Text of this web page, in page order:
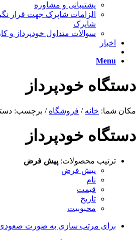
پشتیبانی و مشاوره
الزامات شاپرک جهت قرار
شاپرک
سوالات متداول خودپرداز و
اخبار
Menu
دستگاه خودپرداز
مکان شما: خانه / فروشگاه / برچسب:
دستگاه خودپرداز
ترتیب محصولات: پیش فرض
پیش فرض
نام
قیمت
تاریخ
محبوبیت
برای مرتب سازی به صورت صعودی